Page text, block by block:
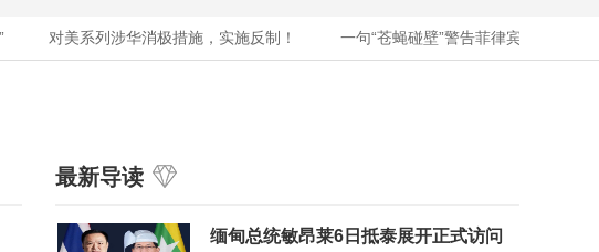
对美系列涉华消极措施，实施反制！ 一句“苍蝇碰壁”警告菲律宾，中方连发
最新导读
缅甸总统敏昂莱6日抵泰展开正式访问